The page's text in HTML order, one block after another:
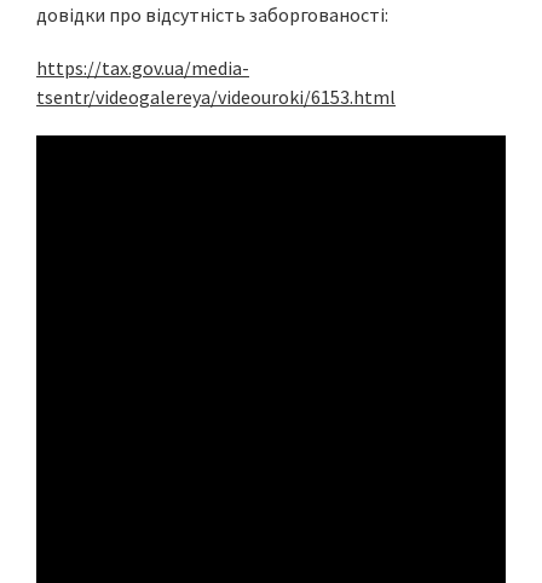
довідки про відсутність заборгованості:
https://tax.gov.ua/media-
tsentr/videogalereya/videouroki/6153.html